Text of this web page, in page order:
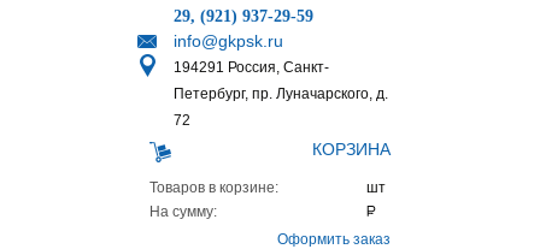
29, (921) 937-29-59
info@gkpsk.ru
194291 Россия, Санкт-
Петербург, пр. Луначарского, д.
72
КОРЗИНА
Товаров в корзине:
На сумму:
Оформить заказ